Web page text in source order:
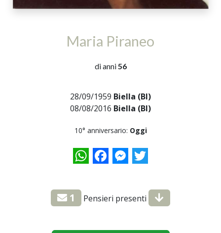
Maria Piraneo
di anni56
28/09/1959 Biella (BI)
08/08/2016 Biella (BI)
10° anniversario: Oggi
WhatsAppFacebookMessenger
Twitter
1 Pensieri presenti